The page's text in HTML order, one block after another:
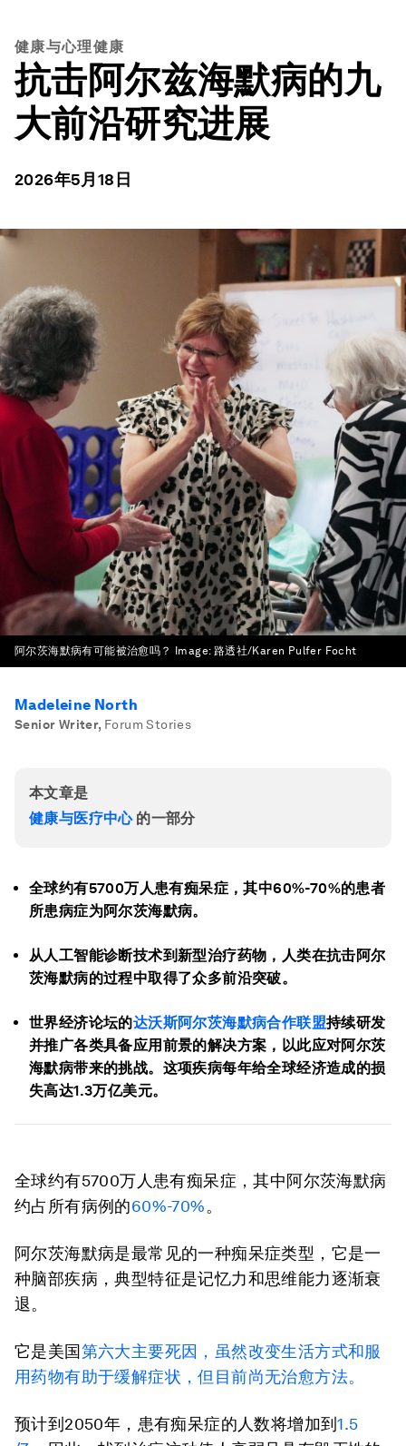
健康与心理健康
抗击阿尔兹海默病的九
大前沿研究进展
2026年5月18日
阿尔茨海默病有可能被治愈吗？ Image: 路透社/Karen Pulfer Focht
Madeleine North
Senior Writer, Forum Stories
本文章是
健康与医疗中心的一部分
全球约有5700万人患有痴呆症，其中60%-70%的患者
所患病症为阿尔茨海默病。
从人工智能诊断技术到新型治疗药物，人类在抗击阿尔
茨海默病的过程中取得了众多前沿突破。
世界经济论坛的达沃斯阿尔茨海默病合作联盟持续研发
并推广各类具备应用前景的解决方案，以此应对阿尔茨
海默病带来的挑战。这项疾病每年给全球经济造成的损
失高达1.3万亿美元。
全球约有5700万人患有痴呆症，其中阿尔茨海默病
约占所有病例的60%-70%。
阿尔茨海默病是最常见的一种痴呆症类型，它是一
种脑部疾病，典型特征是记忆力和思维能力逐渐衰
退。
它是美国第六大主要死因，虽然改变生活方式和服
用药物有助于缓解症状，但目前尚无治愈方法。
预计到2050年，患有痴呆症的人数将增加到1.5